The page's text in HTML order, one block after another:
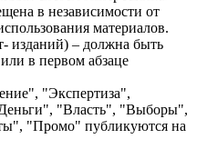
в независимости от
материалов.
изданий) – должна быть
в первом абзаце
"Экспертиза",
"Власть", "Выборы",
"Промо" публикуются на